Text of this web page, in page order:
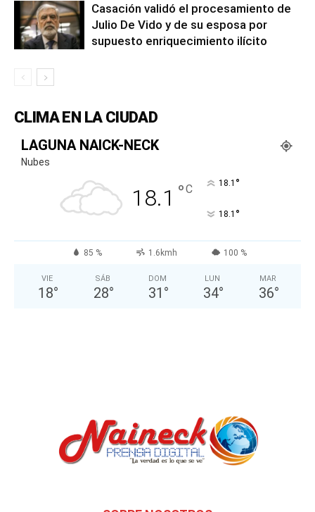
Casación validó el procesamiento de
Julio De Vido y de su esposa por
supuesto enriquecimiento ilícito
CLIMA EN LA CIUDAD
LAGUNA NAICK-NECK
Nubes
18.1 °C 18.1 °
18.1 °
85 % 1.6kmh 100 %
VIE
18°
SÁB
28°
DOM
31 °
LUN
34°
MAR
36°